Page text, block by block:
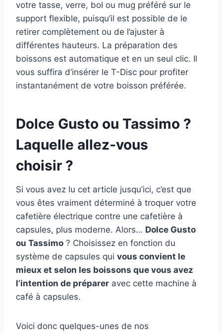
votre tasse, verre, bol ou mug préféré sur le
support flexible, puisqu’il est possible de le
retirer complètement ou de l’ajuster à
différentes hauteurs. La préparation des
boissons est automatique et en un seul clic. Il
vous suffira d’insérer le T-Disc pour profiter
instantanément de votre boisson préférée.
Dolce Gusto ou Tassimo ?
Laquelle allez-vous
choisir ?
Si vous avez lu cet article jusqu’ici, c’est que
vous êtes vraiment déterminé à troquer votre
cafetière électrique contre une cafetière à
capsules, plus moderne. Alors… Dolce Gusto
ou Tassimo ? Choisissez en fonction du
système de capsules qui vous convient le
mieux et selon les boissons que vous avez
l’intention de préparer avec cette machine à
café à capsules.
Voici donc quelques-unes de nos